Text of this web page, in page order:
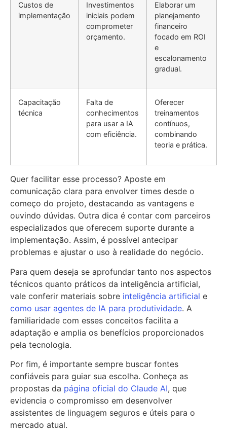
Custos de
implementação
Investimentos
iniciais podem
comprometer
orçamento.
Elaborar um
planejamento
financeiro
focado em ROI
e
escalonamento
gradual.
Capacitação
técnica
Falta de
conhecimentos
para usar a IA
com eficiência.
Oferecer
treinamentos
contínuos,
combinando
teoria e prática.
Quer facilitar esse processo? Aposte em
comunicação clara para envolver times desde o
começo do projeto, destacando as vantagens e
ouvindo dúvidas. Outra dica é contar com parceiros
especializados que oferecem suporte durante a
implementação. Assim, é possível antecipar
problemas e ajustar o uso à realidade do negócio.
Para quem deseja se aprofundar tanto nos aspectos
técnicos quanto práticos da inteligência artificial,
vale conferir materiais sobre inteligência artificial e
como usar agentes de IA para produtividade. A
familiaridade com esses conceitos facilita a
adaptação e amplia os benefícios proporcionados
pela tecnologia.
Por fim, é importante sempre buscar fontes
confiáveis para guiar sua escolha. Conheça as
propostas da página oficial do Claude AI, que
evidencia o compromisso em desenvolver
assistentes de linguagem seguros e úteis para o
mercado atual.